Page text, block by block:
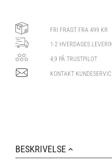
FRI FRAGT FRA 499 KR
1-2 HVERDAGES
4,9 PÅ TRUSTPILOT
KONTAKT
BESKRIVELSE